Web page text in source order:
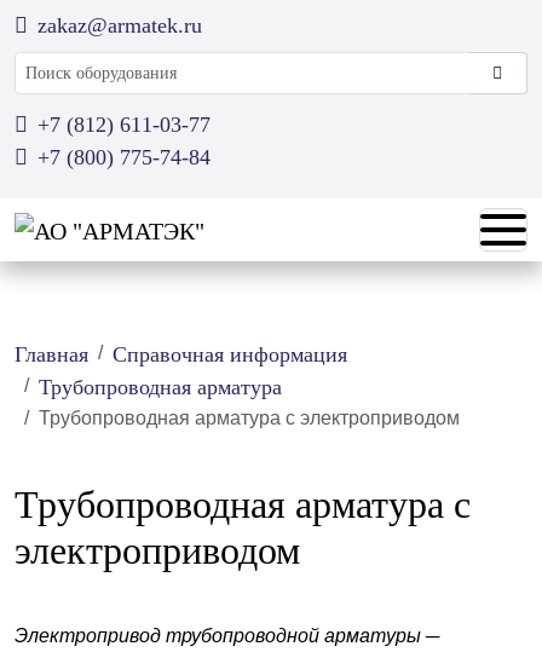
zakaz@armatek.ru
Поиск оборудования
+7 (812) 611-03-77
+7 (800) 775-74-84
Главная
Справочная информация
Трубопроводная арматура
Трубопроводная арматура с электроприводом
Трубопроводная арматура с
электроприводом
Электропривод трубопроводной арматуры ─